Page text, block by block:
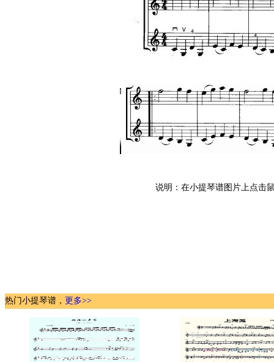
说明：在小提琴谱图片上点击
热门小提琴谱， 更多>>